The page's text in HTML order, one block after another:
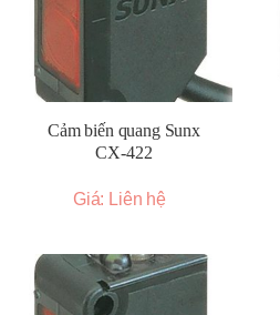
Cảm biến quang Sunx
CX-422
Giá: Liên hệ